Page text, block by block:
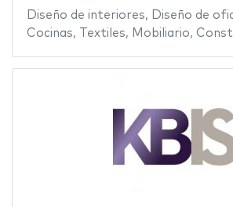
Diseño de interiores, Diseño de
Cocinas, Textiles, Mobiliario,